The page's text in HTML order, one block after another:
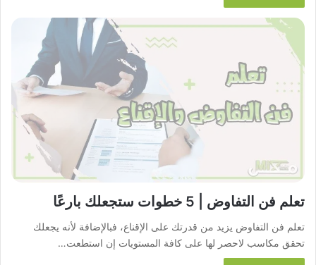
تعلم فن التفاوض | 5 خطوات ستجعلك بارعًا
تعلم فن التفاوض يزيد من قدرتك على الإقناع، فبالإضافة لأنه يجعلك
تحقق مكاسب لاحصر لها على كافة المستويات إن استطعت…